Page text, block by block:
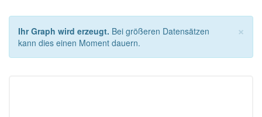
×
Ihr Graph wird erzeugt. Bei größeren Datensätzen
kann dies einen Moment dauern.